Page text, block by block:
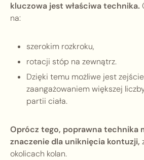
kluczowa jest właściwa technika.
na:
szerokim rozkroku,
rotacji stóp na zewnątrz.
Dzięki temu możliwe jest
zaangażowaniem większej
partii ciała.
Oprócz tego, poprawna technika
znaczenie dla uniknięcia kontuzji,
okolicach kolan.